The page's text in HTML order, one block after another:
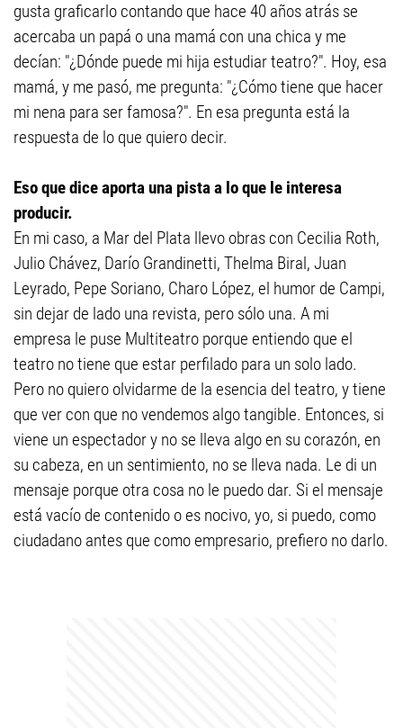
gusta graficarlo contando que hace 40 años atrás se
acercaba un papá o una mamá con una chica y me
decían: "¿Dónde puede mi hija estudiar teatro?". Hoy, esa
mamá, y me pasó, me pregunta: "¿Cómo tiene que hacer
mi nena para ser famosa?". En esa pregunta está la
respuesta de lo que quiero decir.
Eso que dice aporta una pista a lo que le interesa
producir.
En mi caso, a Mar del Plata llevo obras con Cecilia Roth,
Julio Chávez, Darío Grandinetti, Thelma Biral, Juan
Leyrado, Pepe Soriano, Charo López, el humor de Campi,
sin dejar de lado una revista, pero sólo una. A mi
empresa le puse Multiteatro porque entiendo que el
teatro no tiene que estar perfilado para un solo lado.
Pero no quiero olvidarme de la esencia del teatro, y tiene
que ver con que no vendemos algo tangible. Entonces, si
viene un espectador y no se lleva algo en su corazón, en
su cabeza, en un sentimiento, no se lleva nada. Le di un
mensaje porque otra cosa no le puedo dar. Si el mensaje
está vacío de contenido o es nocivo, yo, si puedo, como
ciudadano antes que como empresario, prefiero no darlo.